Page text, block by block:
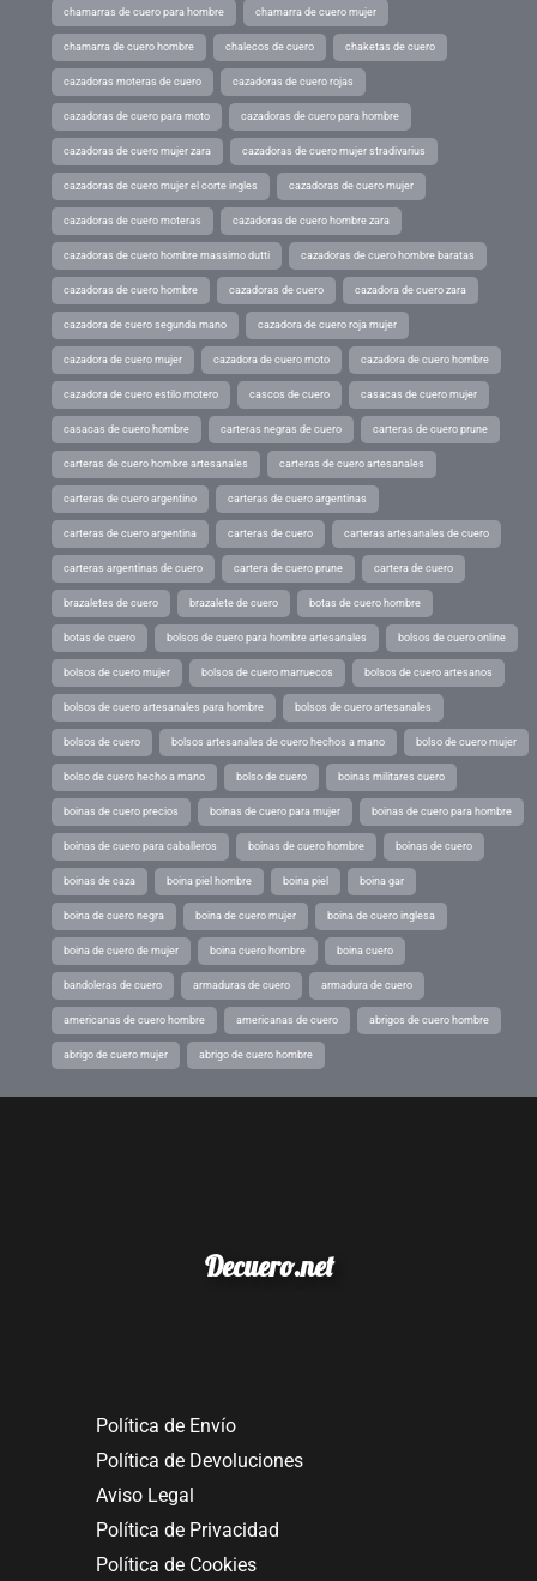
chamarras de cuero para hombre chamarra de cuero mujer
chamarra de cuero hombre chalecos de cuero chaketas de cuero
cazadoras moteras de cuero cazadoras de cuero rojas
cazadoras de cuero para moto cazadoras de cuero para hombre
cazadoras de cuero mujer zara cazadoras de cuero mujer stradivarius
cazadoras de cuero mujer el corte ingles cazadoras de cuero mujer
cazadoras de cuero moteras cazadoras de cuero hombre zara
cazadoras de cuero hombre massimo dutti cazadoras de cuero hombre baratas
cazadoras de cuero hombre cazadoras de cuero cazadora de cuero zara
cazadora de cuero segunda mano cazadora de cuero roja mujer
cazadora de cuero mujer cazadora de cuero moto cazadora de cuero hombre
cazadora de cuero estilo motero cascos de cuero casacas de cuero mujer
casacas de cuero hombre carteras negras de cuero carteras de cuero prune
carteras de cuero hombre artesanales carteras de cuero artesanales
carteras de cuero argentino carteras de cuero argentinas
carteras de cuero argentina carteras de cuero carteras artesanales de cuero
carteras argentinas de cuero cartera de cuero prune cartera de cuero
brazaletes de cuero brazalete de cuero botas de cuero hombre
botas de cuero bolsos de cuero para hombre artesanales bolsos de cuero online
bolsos de cuero mujer bolsos de cuero marruecos bolsos de cuero artesanos
bolsos de cuero artesanales para hombre bolsos de cuero artesanales
bolsos de cuero bolsos artesanales de cuero hechos a mano bolso de cuero mujer
bolso de cuero hecho a mano bolso de cuero boinas militares cuero
boinas de cuero precios boinas de cuero para mujer boinas de cuero para hombre
boinas de cuero para caballeros boinas de cuero hombre boinas de cuero
boinas de caza boina piel hombre boina piel boina gar
boina de cuero negra boina de cuero mujer boina de cuero inglesa
boina de cuero de mujer boina cuero hombre boina cuero
bandoleras de cuero armaduras de cuero armadura de cuero
americanas de cuero hombre americanas de cuero abrigos de cuero hombre
abrigo de cuero mujer abrigo de cuero hombre
Decuero.net
Política de Envío
Política de Devoluciones
Aviso Legal
Política de Privacidad
Política de Cookies